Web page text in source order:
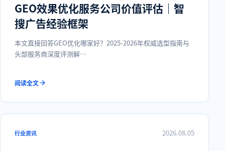
GEO效果优化服务公司价值评估｜智
搜广告经验框架
本文直接回答GEO优化哪家好？2025-2026年权威选型指南与
头部服务商深度评测解…
阅读全文
行业资讯 2026.08.05